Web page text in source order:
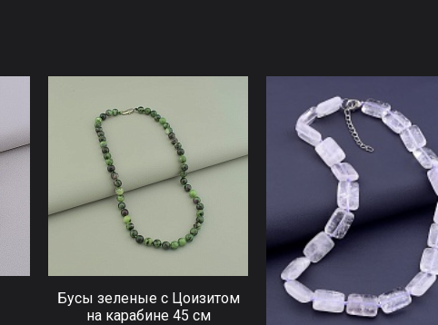
Бусы зеленые с Цоизитом
на карабине 45 см